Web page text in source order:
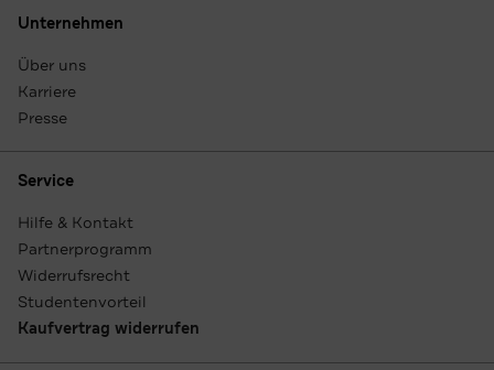
Unternehmen
Über uns
Karriere
Presse
Service
Hilfe & Kontakt
Partnerprogramm
Widerrufsrecht
Studentenvorteil
Kaufvertrag widerrufen